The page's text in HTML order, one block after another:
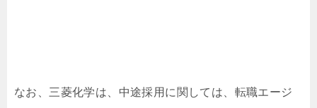
なお、三菱化学は、中途採用に関しては、転職エージ